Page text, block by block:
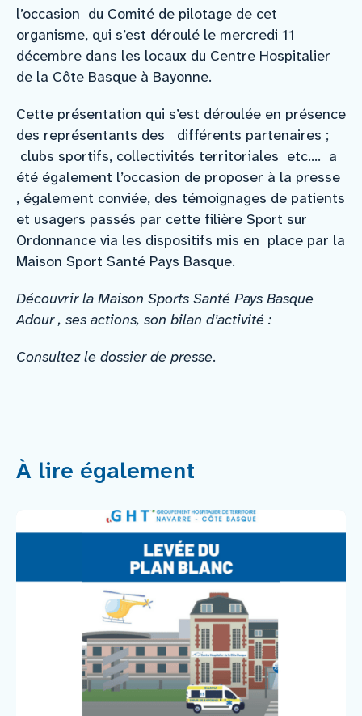
l’occasion du Comité de pilotage de cet
organisme, qui s’est déroulé le mercredi 11
décembre dans les locaux du Centre Hospitalier
de la Côte Basque à Bayonne.
Cette présentation qui s’est déroulée en présence
des représentants des différents partenaires ;
clubs sportifs, collectivités territoriales etc…. a
été également l’occasion de proposer à la presse
, également conviée, des témoignages de patients
et usagers passés par cette filière Sport sur
Ordonnance via les dispositifs mis en place par la
Maison Sport Santé Pays Basque.
Découvrir la Maison Sports Santé Pays Basque
Adour , ses actions, son bilan d’activité :
Consultez le dossier de presse.
À lire également